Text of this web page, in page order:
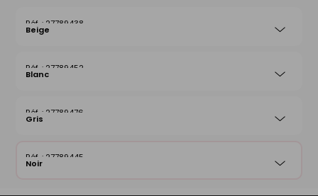
27789438
Beige
27789452
Blanc
27789476
Gris
27789445
Noir